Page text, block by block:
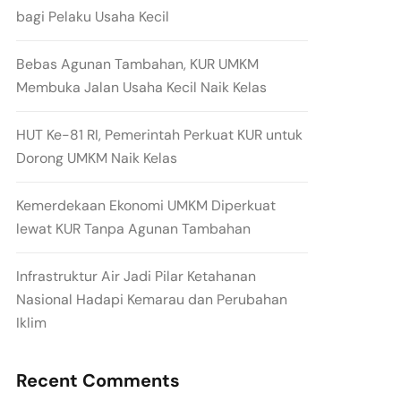
bagi Pelaku Usaha Kecil
Bebas Agunan Tambahan, KUR UMKM
Membuka Jalan Usaha Kecil Naik Kelas
HUT Ke-81 RI, Pemerintah Perkuat KUR untuk
Dorong UMKM Naik Kelas
Kemerdekaan Ekonomi UMKM Diperkuat
lewat KUR Tanpa Agunan Tambahan
Infrastruktur Air Jadi Pilar Ketahanan
Nasional Hadapi Kemarau dan Perubahan
Iklim
Recent Comments